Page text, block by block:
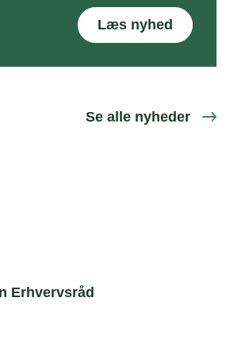
Læs nyhed
Se alle nyheder
Erhvervsråd